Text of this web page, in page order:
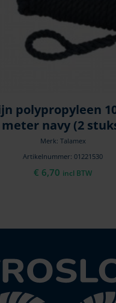
polypropyleen
meter navy (2
Merk: Talamex
Artikelnummer: 01221530
€ 6,70 incl BTW